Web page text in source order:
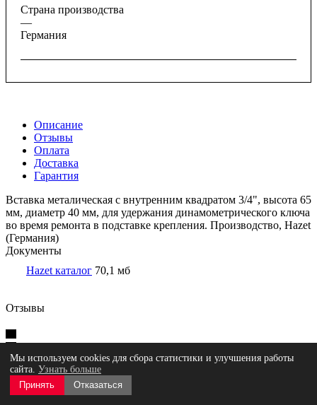
Страна производства
—
Германия
Описание
Отзывы
Оплата
Доставка
Гарантия
Вставка металическая с внутренним квадратом 3/4", высота 65
мм, диаметр 40 мм, для удержания динамометрического ключа
во время ремонта в подставке крепления. Производство, Hazet
(Германия)
Документы
Hazet каталог 70,1 мб
Отзывы
Оставить отзыв
Мы используем cookies для сбора статистики и улучшения работы
сайта. Узнать больше
Принять
Отказаться